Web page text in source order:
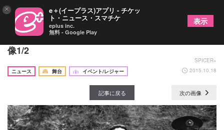
名優・加藤武さん、新文芸坐で主演映画大特集の画
像1/2
SPICER+
ニュース
舞台 イベント/レジャー 2015.10.18
記事に戻る 次の画像
× e＋(イープラス)アプリ - チケッ
ト・ニュース・スマチケ
eplus inc.
無料 - Google Play
表示